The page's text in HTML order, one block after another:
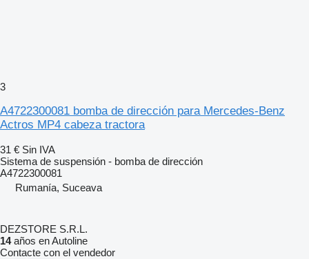
3
A4722300081 bomba de dirección para Mercedes-Benz
Actros MP4 cabeza tractora
31 € Sin IVA
Sistema de suspensión - bomba de dirección
A4722300081
Rumanía, Suceava
DEZSTORE S.R.L.
14años en Autoline
Contacte con el vendedor